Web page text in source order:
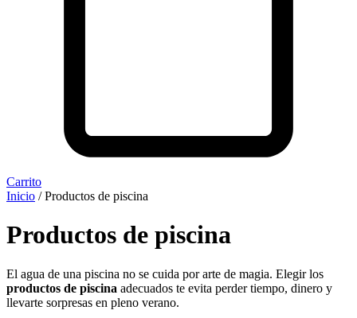
Carrito
Inicio / Productos de piscina
Productos de piscina
El agua de una piscina no se cuida por arte de magia. Elegir los
productos de piscina adecuados te evita perder tiempo, dinero y
llevarte sorpresas en pleno verano.